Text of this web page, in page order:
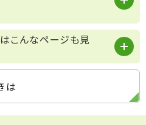
こんなページも見
は